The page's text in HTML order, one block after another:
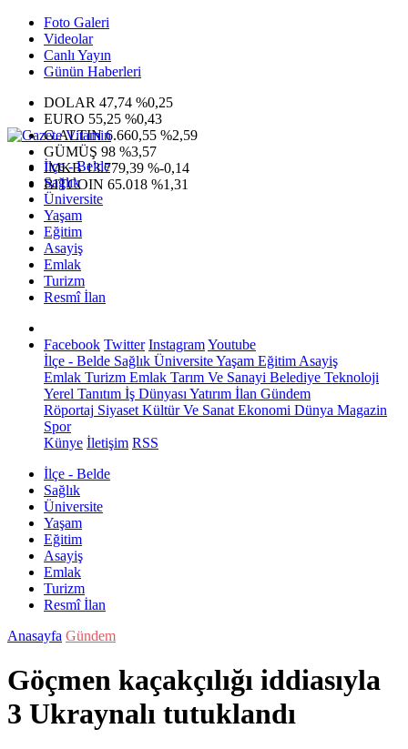
Foto Galeri
Videolar
Canlı Yayın
Günün Haberleri
DOLAR 47,74 %0,25
EURO 55,25 %0,43
G.ALTIN6.660,55 %2,59
GÜMÜŞ 98 %3,57
IMKB13.779,39 %-0,14
BITCOIN 65.018 %1,31
İlçe - Belde
Sağlık
Üniversite
Yaşam
Eğitim
Asayiş
Emlak
Turizm
Resmî İlan
Facebook Twitter InstagramYoutube
İlçe - Belde Sağlık ÜniversiteYaşam Eğitim Asayiş
Emlak Turizm Emlak Tarım Ve Sanayi Belediye Teknoloji
Yerel Tanıtım İş Dünyası Yatırım İlan Gündem
Röportaj Siyaset Kültür Ve Sanat Ekonomi Dünya Magazin
Spor
Künye İletişim RSS
İlçe - Belde
Sağlık
Üniversite
Yaşam
Eğitim
Asayiş
Emlak
Turizm
Resmî İlan
Anasayfa Gündem
Göçmen kaçakçılığı iddiasıyla
3 Ukraynalı tutuklandı